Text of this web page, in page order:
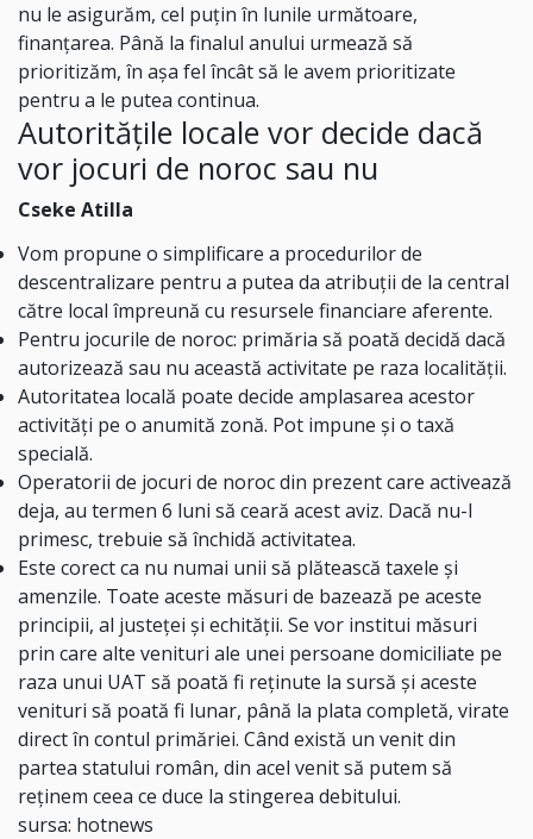
nu le asigurăm, cel puțin în lunile următoare,
finanțarea. Până la finalul anului urmează să
prioritizăm, în așa fel încât să le avem prioritizate
pentru a le putea continua.
Autoritățile locale vor decide dacă
vor jocuri de noroc sau nu
Cseke Atilla
Vom propune o simplificare a procedurilor de
descentralizare pentru a putea da atribuții de la central
către local împreună cu resursele financiare aferente.
Pentru jocurile de noroc: primăria să poată decidă dacă
autorizează sau nu această activitate pe raza localității.
Autoritatea locală poate decide amplasarea acestor
activități pe o anumită zonă. Pot impune și o taxă
specială.
Operatorii de jocuri de noroc din prezent care activează
deja, au termen 6 luni să ceară acest aviz. Dacă nu-l
primesc, trebuie să închidă activitatea.
Este corect ca nu numai unii să plătească taxele și
amenzile. Toate aceste măsuri de bazează pe aceste
principii, al justeței și echității. Se vor institui măsuri
prin care alte venituri ale unei persoane domiciliate pe
raza unui UAT să poată fi reținute la sursă și aceste
venituri să poată fi lunar, până la plata completă, virate
direct în contul primăriei. Când există un venit din
partea statului român, din acel venit să putem să
reținem ceea ce duce la stingerea debitului.
sursa: hotnews